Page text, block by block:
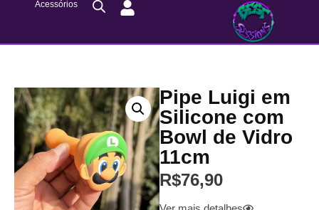
Acessórios
Pipe Luigi em
Silicone com
Bowl de Vidro
11cm
R$76,90